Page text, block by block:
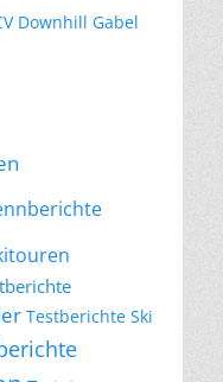
Downhill Gabel
Testberichte Ski